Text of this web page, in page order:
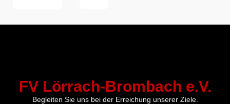
FV Lörrach-Brombach e.V.
Begleiten Sie uns bei der Erreichung unserer Ziele.